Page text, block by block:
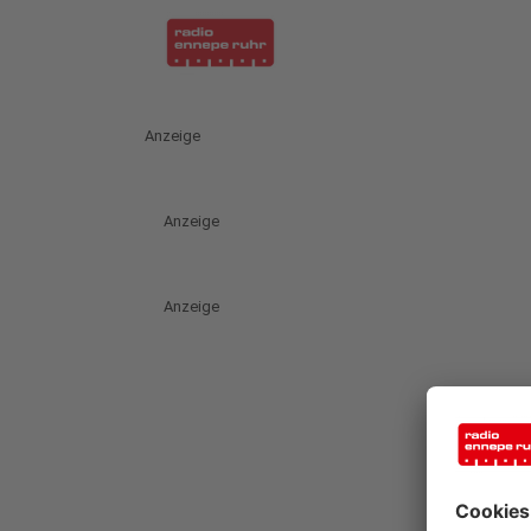
Anzeige
Anzeige
Anzeige